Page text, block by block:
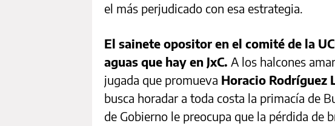
el más perjudicado con esa estrategia.
El sainete opositor en el comité de la
aguas que hay en JxC. A los halcones
jugada que promueva Horacio Rodríguez
busca horadar a toda costa la primacía de
de Gobierno le preocupa que la pérdida de